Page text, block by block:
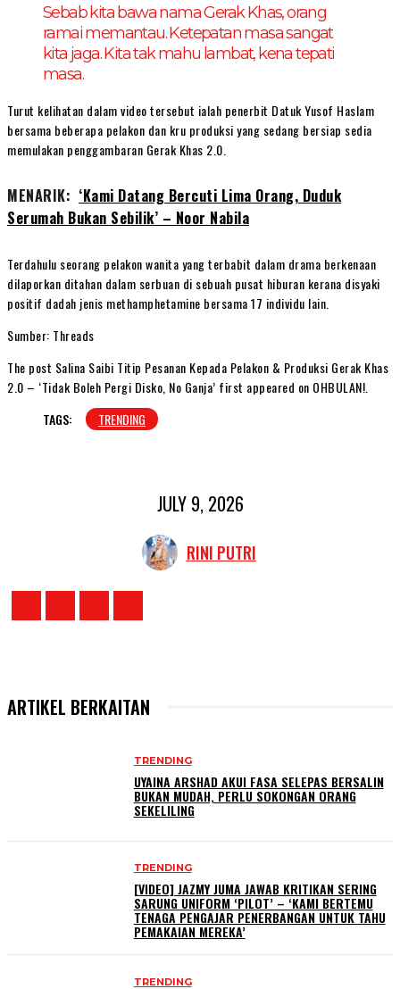
Sebab kita bawa nama Gerak Khas, orang
ramai memantau. Ketepatan masa sangat
kita jaga. Kita tak mahu lambat, kena tepati
masa.
Turut kelihatan dalam video tersebut ialah penerbit Datuk Yusof Haslam
bersama beberapa pelakon dan kru produksi yang sedang bersiap sedia
memulakan penggambaran Gerak Khas 2.0.
MENARIK: ‘Kami Datang Bercuti Lima Orang, Duduk
Serumah Bukan Sebilik’ – Noor Nabila
Terdahulu seorang pelakon wanita yang terbabit dalam drama berkenaan
dilaporkan ditahan dalam serbuan di sebuah pusat hiburan kerana disyaki
positif dadah jenis methamphetamine bersama 17 individu lain.
Sumber: Threads
The post Salina Saibi Titip Pesanan Kepada Pelakon & Produksi Gerak Khas
2.0 – ‘Tidak Boleh Pergi Disko, No Ganja’ first appeared on OHBULAN!.
TAGS:
TRENDING
JULY 9, 2026
RINI PUTRI
ARTIKEL BERKAITAN
TRENDING
UYAINA ARSHAD AKUI FASA SELEPAS BERSALIN
BUKAN MUDAH, PERLU SOKONGAN ORANG
SEKELILING
TRENDING
[VIDEO] JAZMY JUMA JAWAB KRITIKAN SERING
SARUNG UNIFORM ‘PILOT’ – ‘KAMI BERTEMU
TENAGA PENGAJAR PENERBANGAN UNTUK TAHU
PEMAKAIAN MEREKA’
TRENDING